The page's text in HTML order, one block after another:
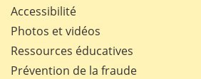
Accessibilité
Photos et vidéos
Ressources éducatives
Prévention de la fraude